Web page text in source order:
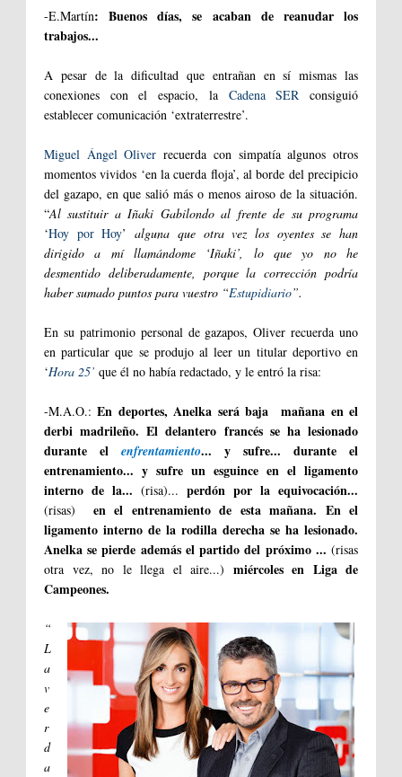
-E.Martín: Buenos días, se acaban de reanudar los
trabajos...
A pesar de la dificultad que entrañan en sí mismas las
conexiones con el espacio, la Cadena SER consiguió
establecer comunicación ‘extraterrestre’.
Miguel Ángel Oliverrecuerda con simpatía algunos otros
momentos vividos ‘en la cuerda floja’, al borde del precipicio
del gazapo, en que salió más o menos airoso de la situación.
“Al sustituir a Iñaki Gabilondo al frente de su programa
‘Hoy por Hoy’ alguna que otra vez los oyentes se han
dirigido a mí llamándome ‘Iñaki’, lo que yo no he
desmentido deliberadamente, porque la corrección podría
haber sumado puntos para vuestro “Estupidiario”.
En su patrimonio personal de gazapos, Oliver recuerda uno
en particular que se produjo al leer un titular deportivo en
‘Hora 25’ que él no había redactado, y le entró la risa:
-M.A.O.:En deportes, Anelka será baja mañana en el
derbi madrileño. El delantero francés se ha lesionado
durante el enfrentamiento... y sufre... durante el
entrenamiento... y sufre un esguince en el ligamento
interno de la... (risa)... perdón por la equivocación...
(risas)
en el entrenamiento de esta mañana. En el
ligamento interno de la rodilla derecha se ha lesionado.
Anelka se pierde además el partido del próximo ... (risas
otra vez, no le llega el aire...) miércoles en Liga de
Campeones.
“
L
a
v
e
r
d
a